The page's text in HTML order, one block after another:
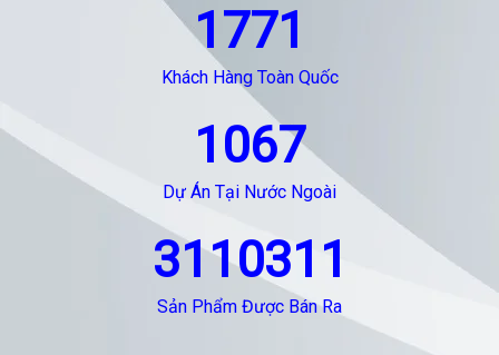
1771
Khách Hàng Toàn Quốc
1067
Dự Án Tại Nước Ngoài
3110311
Sản Phẩm Được Bán Ra